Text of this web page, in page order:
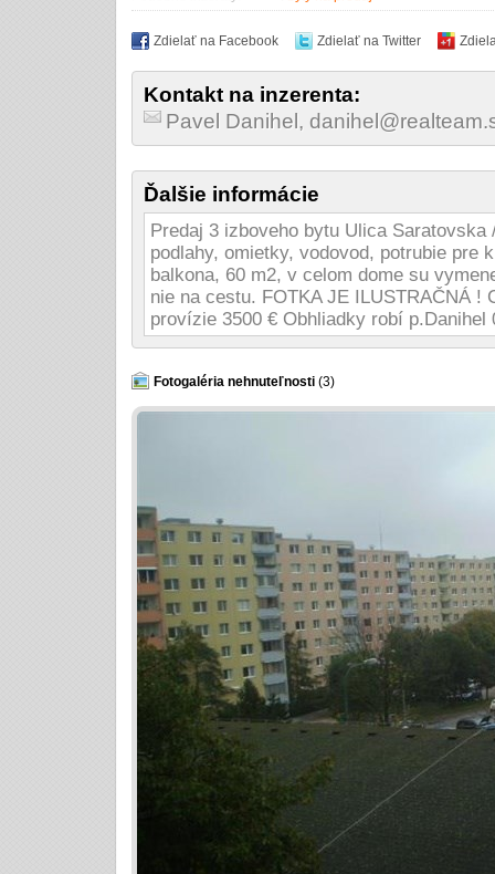
Zdielať na Facebook Zdielať na Twitter
Kontakt na inzerenta:
Pavel Danihel,
Ďalšie informácie
Predaj 3 izboveho bytu Ulica
podlahy, omietky, vodovod, potrubie
balkona, 60 m2, v celom dome su
nie na cestu. FOTKA JE ILUSTRAČNÁ
provízie 3500 € Obhliadky robí p.Danihel
Fotogaléria nehnuteľnosti (3)